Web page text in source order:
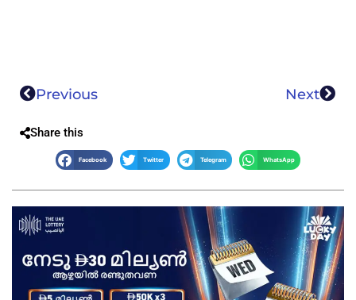
Previous Next
Share this
Facebook Twitter Telegram WhatsApp